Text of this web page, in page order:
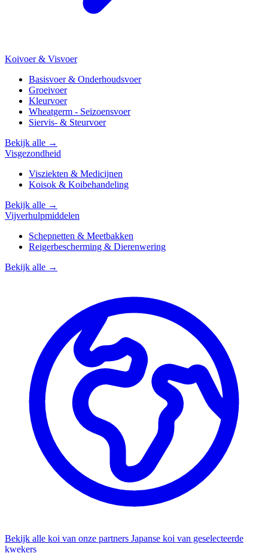
Koivoer & Visvoer
Basisvoer & Onderhoudsvoer
Groeivoer
Kleurvoer
Wheatgerm - Seizoensvoer
Siervis- & Steurvoer
Bekijk alle →
Visgezondheid
Visziekten & Medicijnen
Koisok & Koibehandeling
Bekijk alle →
Vijverhulpmiddelen
Schepnetten & Meetbakken
Reigerbescherming & Dierenwering
Bekijk alle →
Bekijk alle koi van onze partners Japanse koi van geselecteerde
kwekers